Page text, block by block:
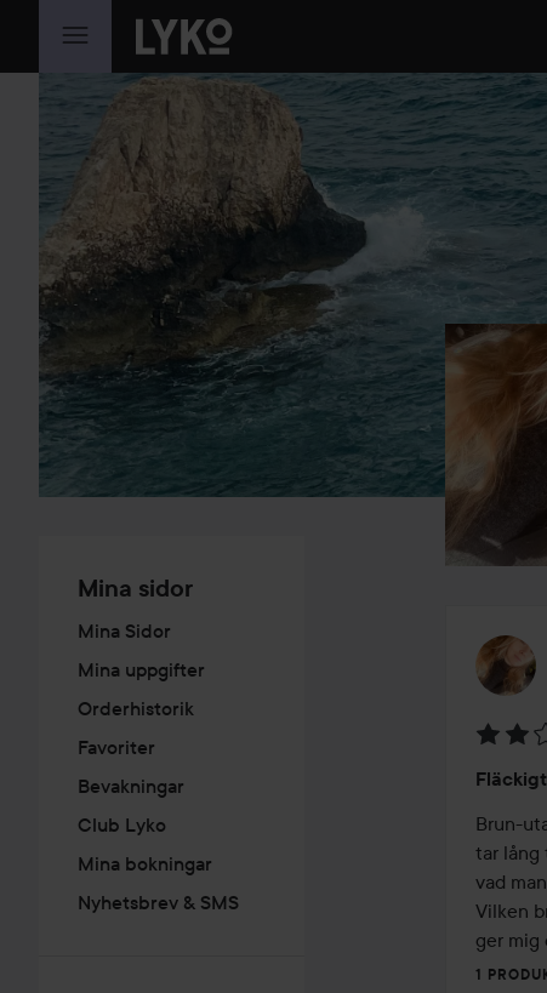
HOPPA TILL INNEHÅLLET
Mina sidor
Mina Sidor
Mina uppgifter
Orderhistorik
Favoriter
Bevakningar
Club Lyko
Mina bokningar
Nyhetsbrev & SMS
2
av
5
Brun-
tar lång
vad
Vilken
ger mig
1